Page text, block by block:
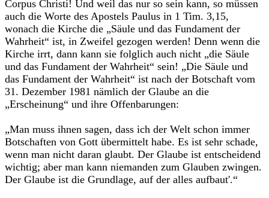
Corpus Christi! Und weil das nur so sein kann, so müssen
auch die Worte des Apostels Paulus in 1 Tim. 3,15,
wonach die Kirche die „Säule und das Fundament der
Wahrheit“ ist, in Zweifel gezogen werden! Denn wenn die
Kirche irrt, dann kann sie folglich auch nicht „die Säule
und das Fundament der Wahrheit“ sein! „Die Säule und
das Fundament der Wahrheit“ ist nach der Botschaft vom
31. Dezember 1981 nämlich der Glaube an die
„Erscheinung“ und ihre Offenbarungen:
„Man muss ihnen sagen, dass ich der Welt schon immer
Botschaften von Gott übermittelt habe. Es ist sehr schade,
wenn man nicht daran glaubt. Der Glaube ist entscheidend
wichtig; aber man kann niemanden zum Glauben zwingen.
Der Glaube ist die Grundlage, auf der alles aufbaut'.“